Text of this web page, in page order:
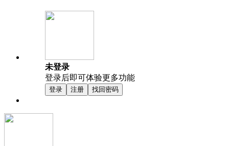
未登录
登录后即可体验更多功能
登录 注册 找回密码